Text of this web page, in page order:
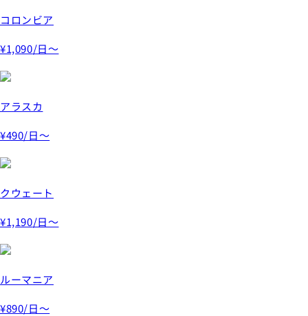
コロンビア
¥1,090/日～
アラスカ
¥490/日～
クウェート
¥1,190/日～
ルーマニア
¥890/日～